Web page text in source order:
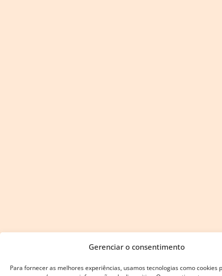
Gerenciar o consentimento
Para fornecer as melhores experiências, usamos tecnologias como cookies